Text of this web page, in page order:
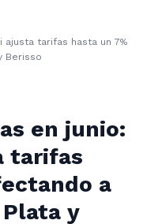
ajusta tarifas hasta un 7%
Berisso
en junio:
tarifas
a
y